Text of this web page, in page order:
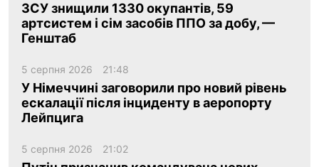
ЗСУ знищили 1330 окупантів, 59
артсистем і сім засобів ППО за добу, —
Генштаб
5 серпня 2026 21:48
У Німеччині заговорили про новий рівень
ескалації після інциденту в аеропорту
Лейпцига
5 серпня 2026 21:02